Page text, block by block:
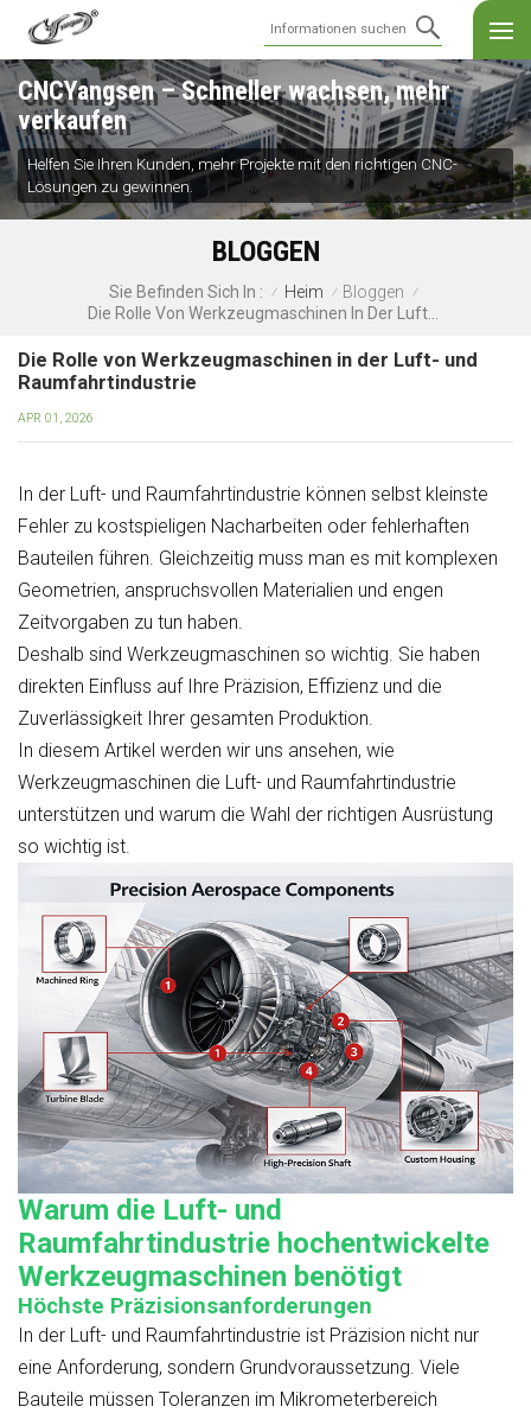
CNCYangsen – Schneller wachsen, mehr
verkaufen
Helfen Sie Ihren Kunden, mehr Projekte mit den richtigen CNC-
Lösungen zu gewinnen.
BLOGGEN
Sie Befinden Sich In : / Heim / Bloggen /
Die Rolle von Werkzeugmaschinen in der Luft- und
Raumfahrtindustrie
APR 01, 2026
In der Luft- und Raumfahrtindustrie können selbst kleinste
Fehler zu kostspieligen Nacharbeiten oder fehlerhaften
Bauteilen führen. Gleichzeitig muss man es mit komplexen
Geometrien, anspruchsvollen Materialien und engen
Zeitvorgaben zu tun haben.
Deshalb sind Werkzeugmaschinen so wichtig. Sie haben
direkten Einfluss auf Ihre Präzision, Effizienz und die
Zuverlässigkeit Ihrer gesamten Produktion.
In diesem Artikel werden wir uns ansehen, wie
Werkzeugmaschinen die Luft- und Raumfahrtindustrie
unterstützen und warum die Wahl der richtigen Ausrüstung
so wichtig ist.
Warum die Luft- und
Raumfahrtindustrie hochentwickelte
Werkzeugmaschinen benötigt
Höchste Präzisionsanforderungen
In der Luft- und Raumfahrtindustrie ist Präzision nicht nur
eine Anforderung, sondern Grundvoraussetzung. Viele
Bauteile müssen Toleranzen im Mikrometerbereich